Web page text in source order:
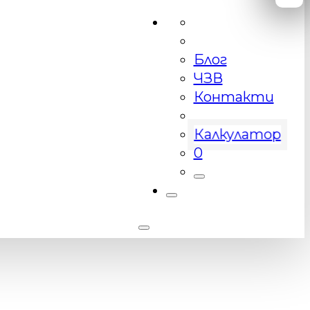
Блог
ЧЗВ
Контакти
Калкулатор
0